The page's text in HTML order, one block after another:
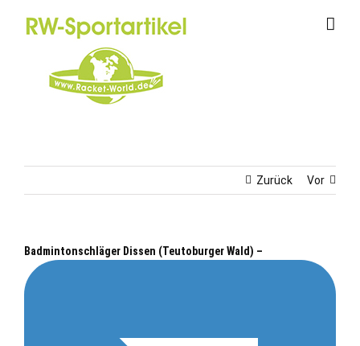
Zurück Vor
Badmintonschläger Dissen (Teutoburger Wald) –